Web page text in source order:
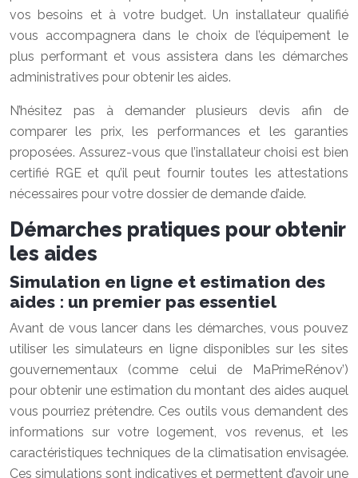
vos besoins et à votre budget. Un installateur qualifié
vous accompagnera dans le choix de l’équipement le
plus performant et vous assistera dans les démarches
administratives pour obtenir les aides.
N’hésitez pas à demander plusieurs devis afin de
comparer les prix, les performances et les garanties
proposées. Assurez-vous que l’installateur choisi est bien
certifié RGE et qu’il peut fournir toutes les attestations
nécessaires pour votre dossier de demande d’aide.
Démarches pratiques pour obtenir
les aides
Simulation en ligne et estimation des
aides : un premier pas essentiel
Avant de vous lancer dans les démarches, vous pouvez
utiliser les simulateurs en ligne disponibles sur les sites
gouvernementaux (comme celui de MaPrimeRénov’)
pour obtenir une estimation du montant des aides auquel
vous pourriez prétendre. Ces outils vous demandent des
informations sur votre logement, vos revenus, et les
caractéristiques techniques de la climatisation envisagée.
Ces simulations sont indicatives et permettent d’avoir une